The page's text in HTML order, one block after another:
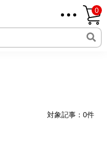
0
対象記事：0件